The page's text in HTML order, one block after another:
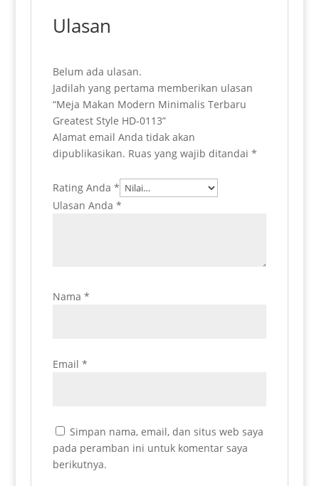
Ulasan
Belum ada ulasan.
Jadilah yang pertama memberikan ulasan
“Meja Makan Modern Minimalis Terbaru
Greatest Style HD-0113”
Alamat email Anda tidak akan
dipublikasikan. Ruas yang wajib ditandai *
Rating Anda *
Ulasan Anda *
Nama *
Email *
Simpan nama, email, dan situs web saya
pada peramban ini untuk komentar saya
berikutnya.